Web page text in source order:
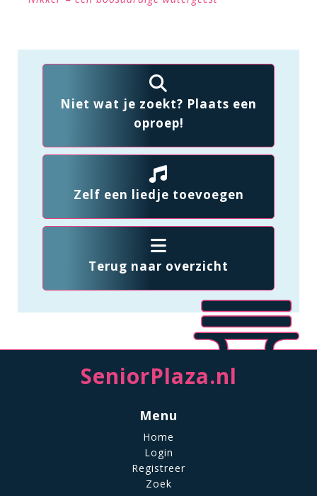
Niet wat je zoekt? Plaats een
oproep!
Zelf een liedje toevoegen
Terug naar overzicht
SeniorPlaza.nl
Menu
Home
Login
Registreer
Zoek